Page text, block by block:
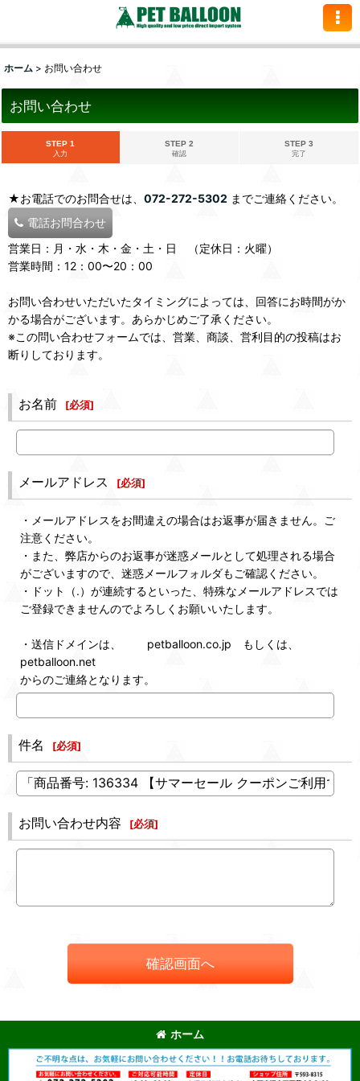
ホーム > お問い合わせ
お問い合わせ
STEP 1
入力
STEP 2
確認
STEP 3
完了
★お電話でのお問合せは、 072-272-5302 までご連絡ください。
電話お問合わせ
営業日：月・水・木・金・土・日 （定休日：火曜）
営業時間：12：00〜20：00
お問い合わせいただいたタイミングによっては、回答にお時間がか
かる場合がございます。あらかじめご了承ください。
※この問い合わせフォームでは、営業、商談、営利目的の投稿はお
断りしております。
お名前 [必須]
メールアドレス [必須]
・メールアドレスをお間違えの場合はお返事が届きません。ご
注意ください。
・また、弊店からのお返事が迷惑メールとして処理される場合
がございますので、迷惑メールフォルダもご確認ください。
・ドット（.）が連続するといった、特殊なメールアドレスでは
ご登録できませんのでよろしくお願いいたします。
・送信ドメインは、 petballoon.co.jp もしくは、
petballoon.net
からのご連絡となります。
件名 [必須]
お問い合わせ内容 [必須]
確認画面へ
ホーム